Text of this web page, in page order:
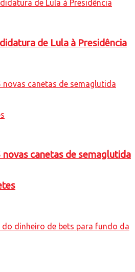
de Lula à Presidência
canetas de semaglutida